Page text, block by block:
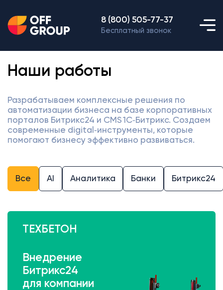
8 (800) 505-77-37
Бесплатный звонок
Наши работы
Разрабатываем комплексные решения по
автоматизации бизнеса на базе корпоративных
порталов Битрикс24 и CMS 1С‑Битрикс. Создаем
современные digital‑инструменты, которые
помогают бизнесу эффективно развиваться.
Все AI Аналитика Банки Битрикс24
ТЕХБЕТОН
Внедрение
Битрикс24
для компании